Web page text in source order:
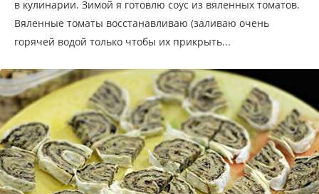
в кулинарии. Зимой я готовлю соус из вяленных томатов.
Вяленные томаты восстанавливаю (заливаю очень
горячей водой только чтобы их прикрыть...